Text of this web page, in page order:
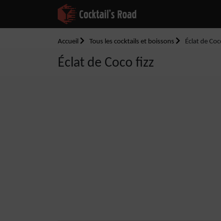
Accueil Tous les cocktails et boissons Éclat de
Éclat de Coco fizz